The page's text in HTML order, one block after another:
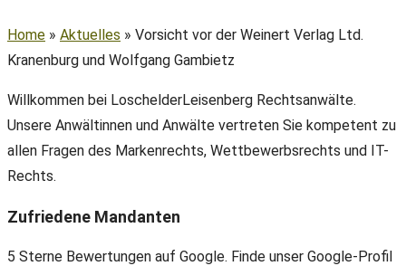
Home » Aktuelles » Vorsicht vor der Weinert Verlag Ltd.
Kranenburg und Wolfgang Gambietz
Willkommen bei LoschelderLeisenberg Rechtsanwälte.
Unsere Anwältinnen und Anwälte vertreten Sie kompetent zu
allen Fragen des Markenrechts, Wettbewerbsrechts und IT-
Rechts.
Zufriedene Mandanten
5 Sterne Bewertungen auf Google. Finde unser Google-Profil